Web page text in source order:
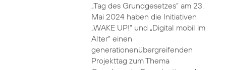
„Tag des Grundgesetzes“ am 23.
Mai 2024 haben die Initiativen
„WAKE UP!“ und „Digital mobil im
Alter“ einen
generationenübergreifenden
Projekttag zum Thema